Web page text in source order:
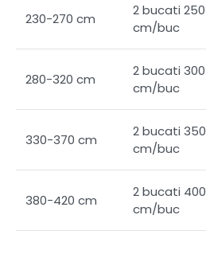
230-270 cm
2 bucati 250
cm/buc
280-320 cm
2 bucati 300
cm/buc
330-370 cm
2 bucati 350
cm/buc
380-420 cm
2 bucati 400
cm/buc